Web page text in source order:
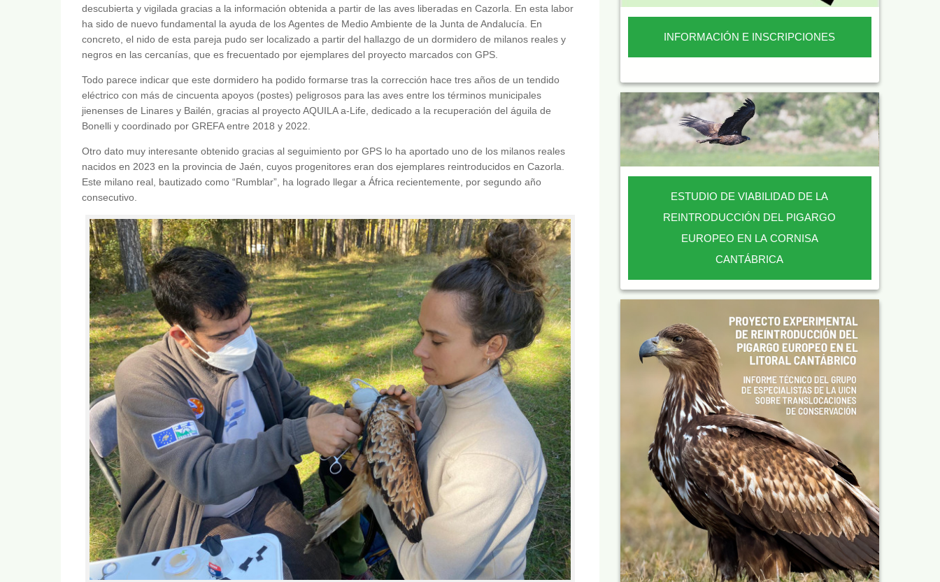
descubierta y vigilada gracias a la información obtenida a partir de las aves liberadas en Cazorla. En esta labor
ha sido de nuevo fundamental la ayuda de los Agentes de Medio Ambiente de la Junta de Andalucía. En
concreto, el nido de esta pareja pudo ser localizado a partir del hallazgo de un dormidero de milanos reales y
negros en las cercanías, que es frecuentado por ejemplares del proyecto marcados con GPS.
Todo parece indicar que este dormidero ha podido formarse tras la corrección hace tres años de un tendido
eléctrico con más de cincuenta apoyos (postes) peligrosos para las aves entre los términos municipales
jienenses de Linares y Bailén, gracias al proyecto AQUILA a-Life, dedicado a la recuperación del águila de
Bonelli y coordinado por GREFA entre 2018 y 2022.
Otro dato muy interesante obtenido gracias al seguimiento por GPS lo ha aportado uno de los milanos reales
nacidos en 2023 en la provincia de Jaén, cuyos progenitores eran dos ejemplares reintroducidos en Cazorla.
Este milano real, bautizado como “Rumblar”, ha logrado llegar a África recientemente, por segundo año
consecutivo.
INFORMACIÓN E INSCRIPCIONES
ESTUDIO DE VIABILIDAD DE LA
REINTRODUCCIÓN DEL PIGARGO
EUROPEO EN LA CORNISA
CANTÁBRICA